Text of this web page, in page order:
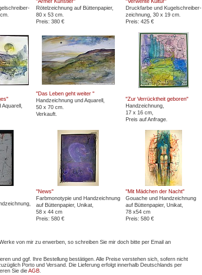
Rötelzeichnung auf Büttenpapier,
80 x 53 cm.
Preis: 380 €
Druckfarbe und Kugelschreiber-
zeichnung, 30 x 19 cm.
Preis: 425 €
"Das Leben geht weiter "
Handzeichnung und Aquarell,
50 x 70 cm.
Verkauft.
"Zur Verrücktheit geboren"
Handzeichnung,
17 x 16 cm,
Preis auf Anfrage.
"News"
Farbmonotypie und Handzeichnung
auf Büttenpapier, Unikat,
58 x 44 cm
Preis: 580 €
"Mit Mädchen der Nacht"
Gouache und Handzeichnung
auf Büttenpapier, Unikat,
78 x54 cm
Preis: 580 €
von mir zu erwerben, so schreiben Sie mir doch bitte per Email an
und ggf. Ihre Bestellung bestätigen. Alle Preise verstehen sich, sofern nicht
Porto und Versand. Die Lieferung erfolgt innerhalb Deutschlands per
Sie dieAGB